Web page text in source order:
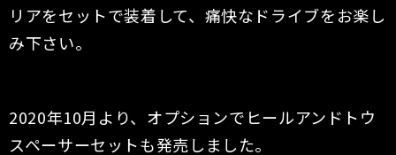
リアをセットで装着して、痛快なドライブをお楽し
み下さい。
2020年10月より、オプションでヒールアンドトウ
スペーサーセットも発売しました。